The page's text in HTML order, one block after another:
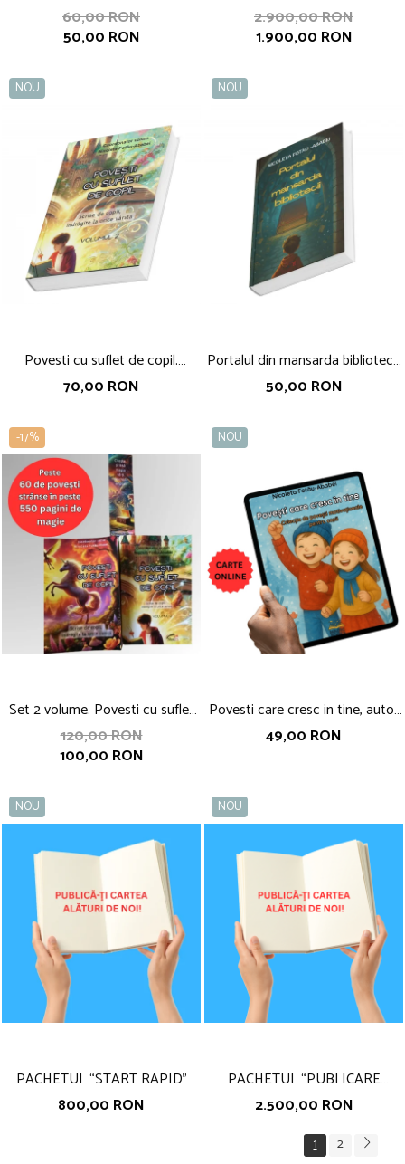
de copii, indragite la orice varsta,
coordonator Nicoleta Fotau-
60,00 RON
50,00 RON
2.900,00 RON
1.900,00 RON
NOU
Povesti cu suflet de copil.
coordonator Nicoleta Fotau-
70,00 RON
NOU
Portalul din mansarda bibliotecii,
Nicoleta Fotau-Ababei
50,00 RON
-17%
Set 2 volume. Povesti cu suflet
de copil. Scrise de copii,
indragite la orice varsta,
120,00 RON
100,00 RON
NOU
Povesti care cresc in tine, autor
Nicoleta Fotau-Ababei
49,00 RON
NOU
PACHETUL “START RAPID”
800,00 RON
NOU
PACHETUL “PUBLICARE
COMPLETĂ”
2.500,00 RON
1 2